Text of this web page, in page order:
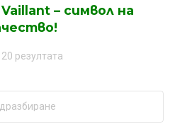
– символ на
резултата